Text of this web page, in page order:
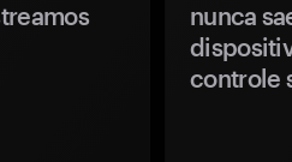
nunca
controle